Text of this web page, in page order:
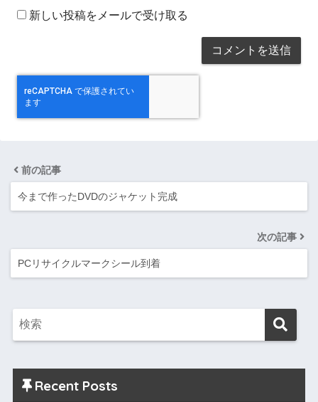
新しい投稿をメールで受け取る
前の記事
今まで作ったDVDのジャケット完成
次の記事
PCリサイクルマークシール到着
Recent Posts